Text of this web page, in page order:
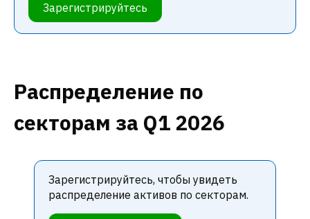
Зарегистрируйтесь
Распределение по
секторам за Q1 2026
Зарегистрируйтесь, чтобы увидеть
распределение активов по секторам.